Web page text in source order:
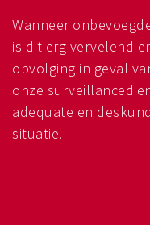
Wanneer
is dit erg vervelend
opvolging in geval
onze
adequate en
situatie.